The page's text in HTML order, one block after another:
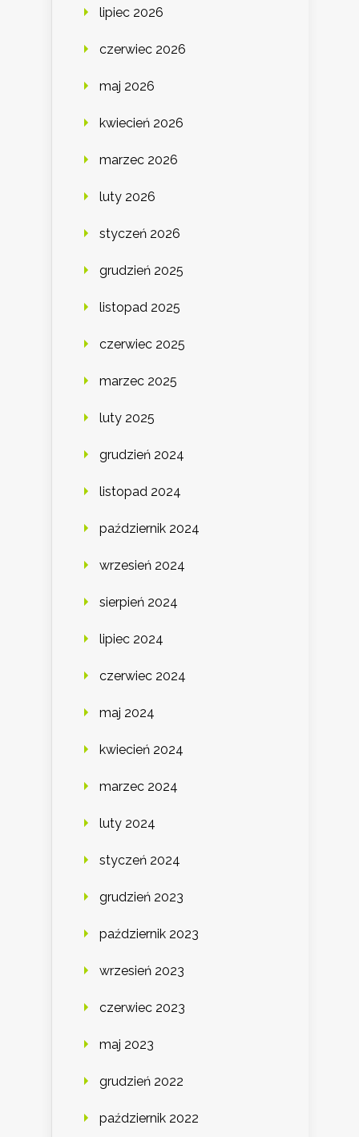
lipiec 2026
czerwiec 2026
maj 2026
kwiecień 2026
marzec 2026
luty 2026
styczeń 2026
grudzień 2025
listopad 2025
czerwiec 2025
marzec 2025
luty 2025
grudzień 2024
listopad 2024
październik 2024
wrzesień 2024
sierpień 2024
lipiec 2024
czerwiec 2024
maj 2024
kwiecień 2024
marzec 2024
luty 2024
styczeń 2024
grudzień 2023
październik 2023
wrzesień 2023
czerwiec 2023
maj 2023
grudzień 2022
październik 2022